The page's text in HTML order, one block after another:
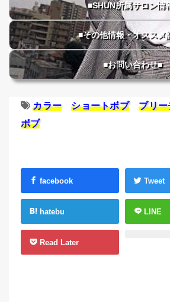
■SHUN所属サロン情
■その他情報・オススメ
■お問い合わせ■
カラー ショートボブ ブリー
ボブ
facebook Tweet
hatebu LINE
Read Later